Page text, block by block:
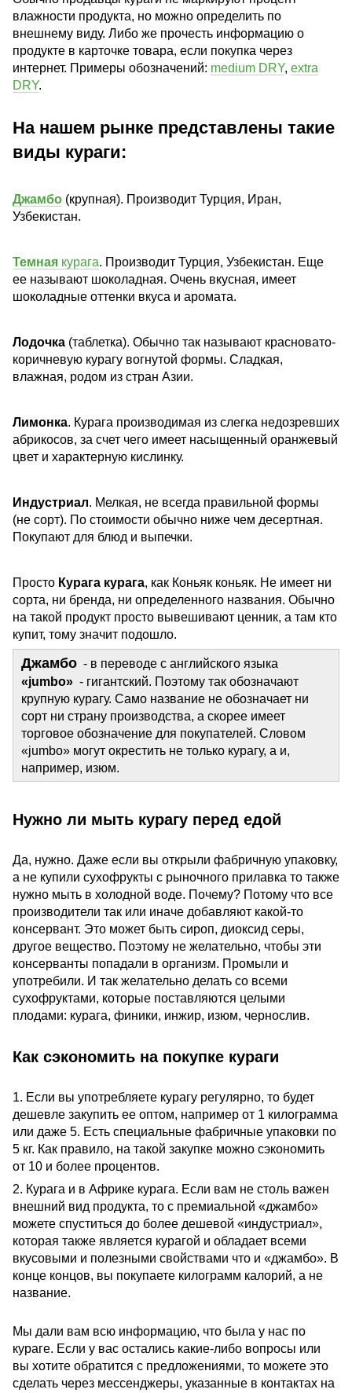
влажности продукта, но можно определить по
внешнему виду. Либо же прочесть информацию о
продукте в карточке товара, если покупка через
интернет. Примеры обозначений: medium DRY, extra
DRY.
На нашем рынке представлены такие
виды кураги:
Джамбо (крупная). Производит Турция, Иран,
Узбекистан.
Темная курага. Производит Турция, Узбекистан. Еще
ее называют шоколадная. Очень вкусная, имеет
шоколадные оттенки вкуса и аромата.
Лодочка (таблетка). Обычно так называют красновато-
коричневую курагу вогнутой формы. Сладкая,
влажная, родом из стран Азии.
Лимонка. Курага производимая из слегка недозревших
абрикосов, за счет чего имеет насыщенный оранжевый
цвет и характерную кислинку.
Индустриал. Мелкая, не всегда правильной формы
(не сорт). По стоимости обычно ниже чем десертная.
Покупают для блюд и выпечки.
Просто Курага курага, как Коньяк коньяк. Не имеет ни
сорта, ни бренда, ни определенного названия. Обычно
на такой продукт просто вывешивают ценник, а там кто
купит, тому значит подошло.
Джамбо - в переводе с английского языка
«jumbo» - гигантский. Поэтому так обозначают
крупную курагу. Само название не обозначает ни
сорт ни страну производства, а скорее имеет
торговое обозначение для покупателей. Словом
«jumbo» могут окрестить не только курагу, а и,
например, изюм.
Нужно ли мыть курагу перед едой
Да, нужно. Даже если вы открыли фабричную упаковку,
а не купили сухофрукты с рыночного прилавка то также
нужно мыть в холодной воде. Почему? Потому что все
производители так или иначе добавляют какой-то
консервант. Это может быть сироп, диоксид серы,
другое вещество. Поэтому не желательно, чтобы эти
консерванты попадали в организм. Промыли и
употребили. И так желательно делать со всеми
сухофруктами, которые поставляются целыми
плодами: курага, финики, инжир, изюм, чернослив.
Как сэкономить на покупке кураги
1. Если вы употребляете курагу регулярно, то будет
дешевле закупить ее оптом, например от 1 килограмма
или даже 5. Есть специальные фабричные упаковки по
5 кг. Как правило, на такой закупке можно сэкономить
от 10 и более процентов.
2. Курага и в Африке курага. Если вам не столь важен
внешний вид продукта, то с премиальной «джамбо»
можете спуститься до более дешевой «индустриал»,
которая также является курагой и обладает всеми
вкусовыми и полезными свойствами что и «джамбо». В
конце концов, вы покупаете килограмм калорий, а не
название.
Мы дали вам всю информацию, что была у нас по
кураге. Если у вас остались какие-либо вопросы или
вы хотите обратится с предложениями, то можете это
сделать через мессенджеры, указанные в контактах на